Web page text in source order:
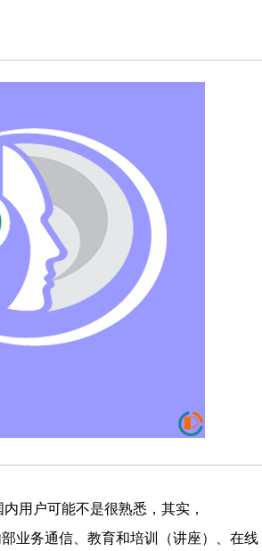
用户可能不是很熟悉，其实，
业务通信、教育和培训（讲座）、在线